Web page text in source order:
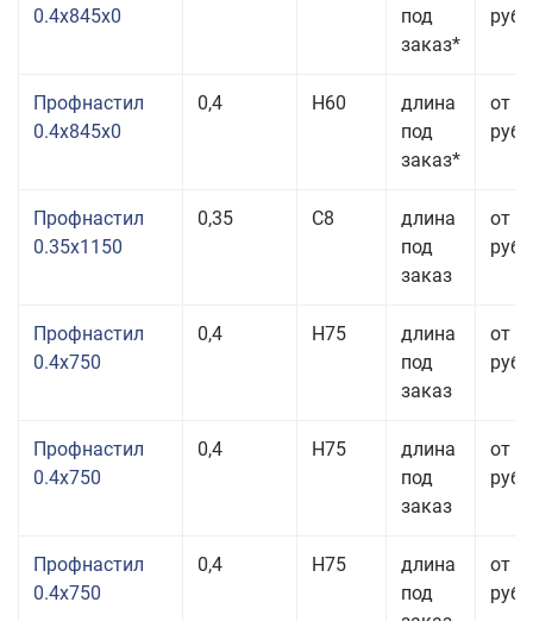
0.4x845x0
под
заказ*
руб.
Профнастил
0.4x845x0
0,4 Н60
длина
под
заказ*
от
руб.
Профнастил
0.35x1150
0,35 С8
длина
под
заказ
от
руб.
Профнастил
0.4x750
0,4 Н75
длина
под
заказ
от
руб.
Профнастил
0.4x750
0,4 Н75
длина
под
заказ
от
руб.
Профнастил
0.4x750
0,4 Н75
длина
под
от
руб.